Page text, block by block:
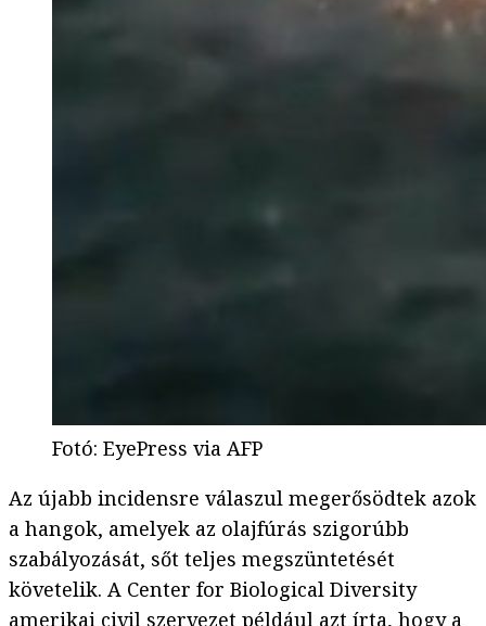
Fotó: EyePress via AFP
Az újabb incidensre válaszul megerősödtek azok
a hangok, amelyek az olajfúrás szigorúbb
szabályozását, sőt teljes megszüntetését
követelik. A Center for Biological Diversity
amerikai civil szervezet például azt írta, hogy a